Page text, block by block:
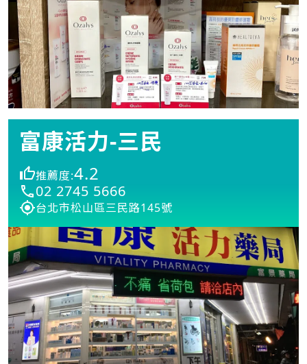
富康活力-三民
推薦度:4.2
02 2745 5666
台北市松山區三民路145號